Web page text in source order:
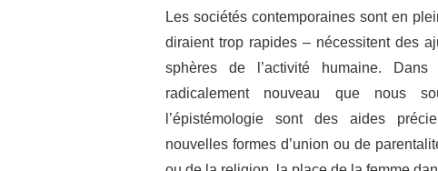
Les sociétés contemporaines sont en
diraient trop rapides – nécessitent des
sphères de l’activité humaine.
radicalement nouveau que nous
l’épistémologie sont des aides
nouvelles formes d’union ou de